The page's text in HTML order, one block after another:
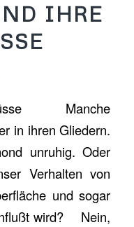
IHRE
Manche
in ihren Gliedern.
unruhig. Oder
Verhalten von
und sogar
wird? Nein,